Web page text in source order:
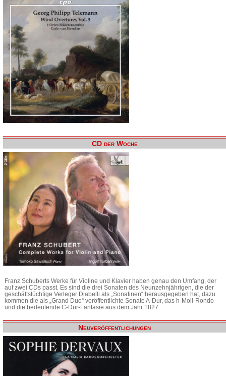
CD der Woche
Franz Schuberts Werke für Violine und Klavier haben genau den Umfang, der
auf zwei CDs passt. Es sind die drei Sonaten des Neunzehnjährigen, die der
geschäftstüchtige Verleger Diabelli als „Sonatinen“ herausgegeben hat, dazu
kommen die als „Grand Duo“ veröffentlichte Sonate A-Dur, das h-Moll-Rondo
und die bedeutende C-Dur-Fantasie aus dem Jahr 1827.
Neuveröffentlichungen